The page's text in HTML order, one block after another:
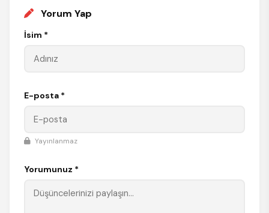
Yorum Yap
İsim *
E-posta *
Yayınlanmaz
Yorumunuz *